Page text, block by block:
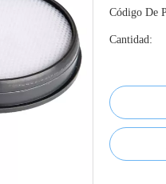
Código De
Cantidad: